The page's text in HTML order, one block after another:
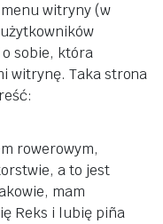
witryny (w
sobie, która
witrynę. Taka strona
rowerowym,
a to jest
mam
Reks i lubię piña